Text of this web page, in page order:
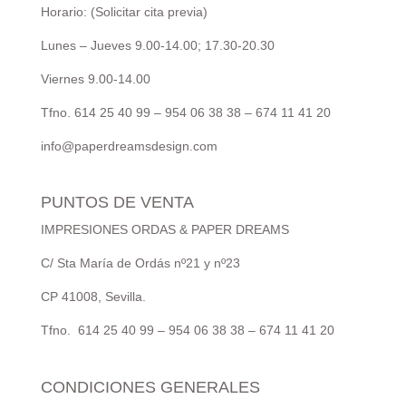
Horario: (Solicitar cita previa)
Lunes – Jueves 9.00-14.00; 17.30-20.30
Viernes 9.00-14.00
Tfno. 614 25 40 99 – 954 06 38 38 – 674 11 41 20
info@paperdreamsdesign.com
PUNTOS DE VENTA
IMPRESIONES ORDAS & PAPER DREAMS
C/ Sta María de Ordás nº21 y nº23
CP 41008, Sevilla.
Tfno. 614 25 40 99 – 954 06 38 38 – 674 11 41 20
CONDICIONES GENERALES